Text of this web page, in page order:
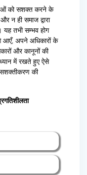
को सशक्त करने के
न ही समाज द्वारा
यह तभी सम्भव होग
आएँ, अपने अधिकारों के
और कानूनों की
ध्यान में रखते हुए ऐसे
की